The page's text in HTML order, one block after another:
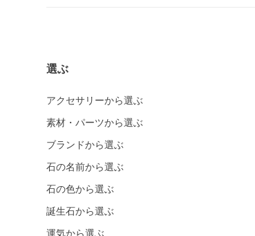
選ぶ
アクセサリーから選ぶ
素材・パーツから選ぶ
ブランドから選ぶ
石の名前から選ぶ
石の色から選ぶ
誕生石から選ぶ
運気から選ぶ